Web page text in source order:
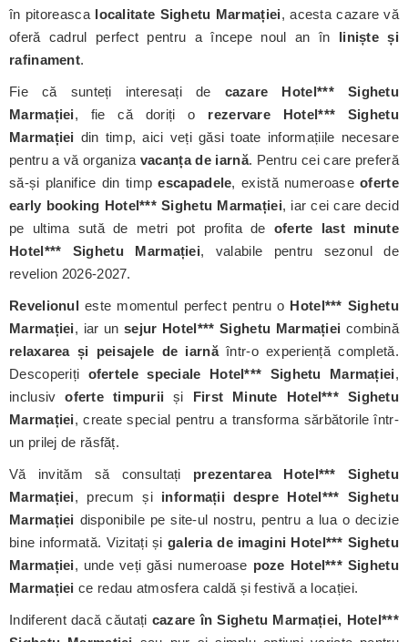
în pitoreasca localitate Sighetu Marmației, acesta cazare vă
oferă cadrul perfect pentru a începe noul an în liniște și
rafinament.
Fie că sunteți interesați de cazare Hotel*** Sighetu
Marmației, fie că doriți o rezervare Hotel*** Sighetu
Marmației din timp, aici veți găsi toate informațiile necesare
pentru a vă organiza vacanța de iarnă. Pentru cei care preferă
să-și planifice din timpescapadele, există numeroaseoferte
early booking Hotel*** Sighetu Marmației, iar cei care decid
pe ultima sută de metri pot profita de oferte last minute
Hotel*** Sighetu Marmației, valabile pentru sezonul de
revelion 2026-2027.
Revelionul este momentul perfect pentru o Hotel*** Sighetu
Marmației, iar unsejur Hotel*** Sighetu Marmației combină
relaxarea și peisajele de iarnăîntr-o experiență completă.
Descoperiți ofertele speciale Hotel*** Sighetu Marmației,
inclusivoferte timpurii și First Minute Hotel*** Sighetu
Marmației, create special pentru a transforma sărbătorile într-
un prilej de răsfăț.
Vă invităm să consultați prezentarea Hotel*** Sighetu
Marmației, precum și informații despre Hotel*** Sighetu
Marmației disponibile pe site-ul nostru, pentru a lua o decizie
bine informată. Vizitați și galeria de imagini Hotel*** Sighetu
Marmației, unde veți găsi numeroase poze Hotel*** Sighetu
Marmației ce redau atmosfera caldă și festivă a locației.
Indiferent dacă căutați cazare în Sighetu Marmației, Hotel***